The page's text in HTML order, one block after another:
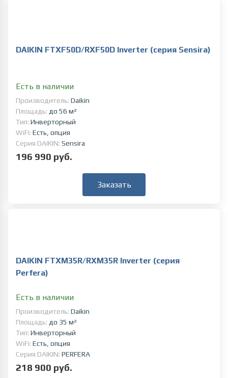
DAIKIN FTXF50D/RXF50D Inverter (серия Sensira)
Есть в наличии
Производитель: Daikin
Площадь: до 56 м²
Тип: Инверторный
WiFi: Есть, опция
Серия DAIKIN: Sensira
196 990 руб.
Заказать
DAIKIN FTXM35R/RXM35R Inverter (серия
Perfera)
Есть в наличии
Производитель: Daikin
Площадь: до 35 м²
Тип: Инверторный
WiFi: Есть, опция
Серия DAIKIN: PERFERA
218 900 руб.